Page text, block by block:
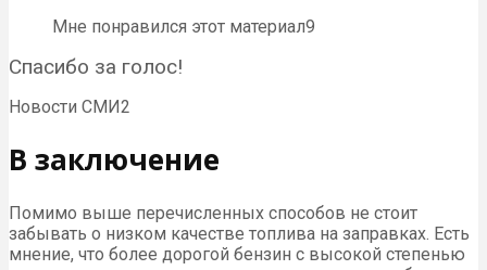
Мне понравился этот материал9
Спасибо за голос!
Новости СМИ2
В заключение
Помимо выше перечисленных способов не стоит
забывать о низком качестве топлива на заправках. Есть
мнение, что более дорогой бензин с высокой степенью